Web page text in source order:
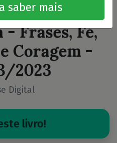
- Frases, Fé,
Coragem -
2023
Digital
livro!
saber mais